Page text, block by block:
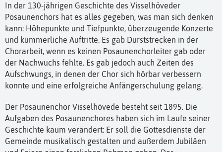
In der 130-jährigen Geschichte des Visselhöveder
Posaunenchors hat es alles gegeben, was man sich denken
kann: Höhepunkte und Tiefpunkte, überzeugende Konzerte
und kümmerliche Auftritte. Es gab Durststrecken in der
Chorarbeit, wenn es keinen Posaunenchorleiter gab oder
der Nachwuchs fehlte. Es gab jedoch auch Zeiten des
Aufschwungs, in denen der Chor sich hörbar verbessern
konnte und eine erfolgreiche Anfängerschulung gelang.
Der Posaunenchor Visselhövede besteht seit 1895. Die
Aufgaben des Posaunenchores haben sich im Laufe seiner
Geschichte kaum verändert: Er soll die Gottesdienste der
Gemeinde musikalisch gestalten und außerdem Jubiläen